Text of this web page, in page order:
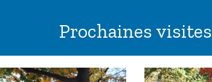
Prochaines visites